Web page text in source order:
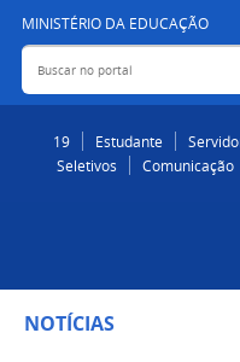
MINISTÉRIO DA EDUCAÇÃO
Buscar no portal
19
Estudante
Seletivos
Comunicação
NOTÍCIAS